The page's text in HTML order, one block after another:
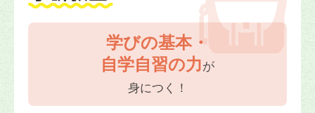
学びの基本・
自学自習の力が
身につく！